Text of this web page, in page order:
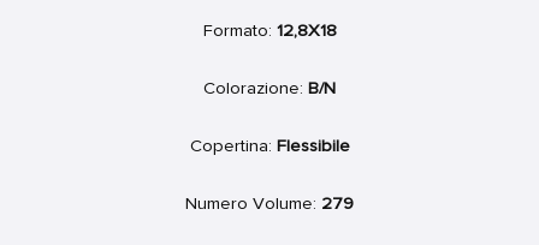
Formato: 12,8X18
Colorazione: B/N
Copertina: Flessibile
Numero Volume: 279